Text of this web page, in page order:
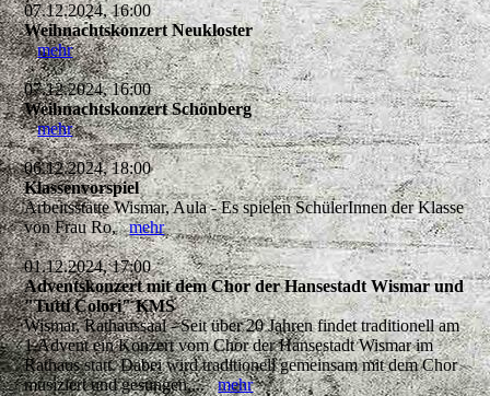
07.12.2024, 16:00
Weihnachtskonzert Neukloster
mehr
07.12.2024, 16:00
Weihnachtskonzert Schönberg
mehr
06.12.2024, 18:00
Klassenvorspiel
Arbeitsstätte Wismar, Aula - Es spielen SchülerInnen der Klasse
von Frau Ro,mehr
01.12.2024, 17:00
Adventskonzert mit dem Chor der Hansestadt Wismar und
"Tutti Colori" KMS
Wismar, Rathaussaal - Seit über 20 Jahren findet traditionell am
1.Advent ein Konzert vom Chor der Hansestadt Wismar im
Rathaus statt. Dabei wird traditionell gemeinsam mit dem Chor
musiziert und gesungen,...mehr